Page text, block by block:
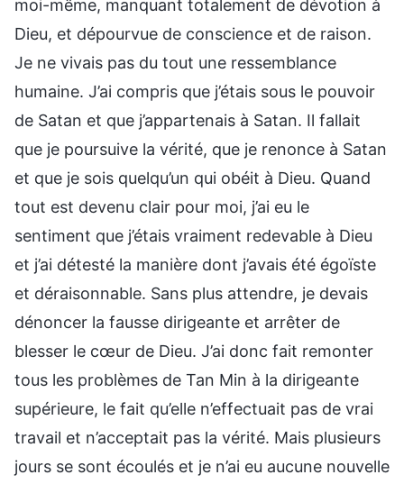
moi-même, manquant totalement de dévotion à
Dieu, et dépourvue de conscience et de raison.
Je ne vivais pas du tout une ressemblance
humaine. J’ai compris que j’étais sous le pouvoir
de Satan et que j’appartenais à Satan. Il fallait
que je poursuive la vérité, que je renonce à Satan
et que je sois quelqu’un qui obéit à Dieu. Quand
tout est devenu clair pour moi, j’ai eu le
sentiment que j’étais vraiment redevable à Dieu
et j’ai détesté la manière dont j’avais été égoïste
et déraisonnable. Sans plus attendre, je devais
dénoncer la fausse dirigeante et arrêter de
blesser le cœur de Dieu. J’ai donc fait remonter
tous les problèmes de Tan Min à la dirigeante
supérieure, le fait qu’elle n’effectuait pas de vrai
travail et n’acceptait pas la vérité. Mais plusieurs
jours se sont écoulés et je n’ai eu aucune nouvelle